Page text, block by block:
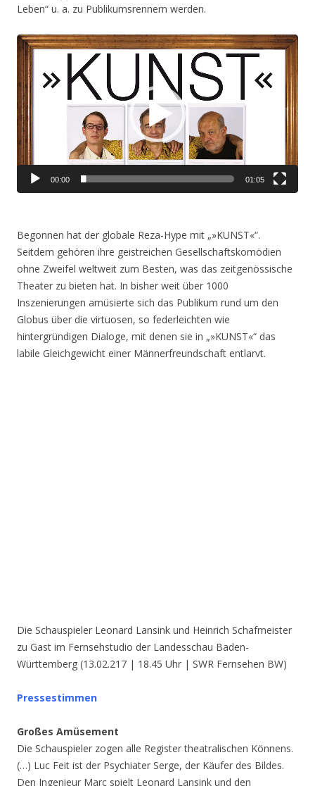
Leben“ u. a. zu Publikumsrennern werden.
Video-
Player
00:00 01:05
Begonnen hat der globale Reza-Hype mit „»KUNST«“.
Seitdem gehören ihre geistreichen Gesellschaftskomödien
ohne Zweifel weltweit zum Besten, was das zeitgenössische
Theater zu bieten hat. In bisher weit über 1000
Inszenierungen amüsierte sich das Publikum rund um den
Globus über die virtuosen, so federleichten wie
hintergründigen Dialoge, mit denen sie in „»KUNST«“ das
labile Gleichgewicht einer Männerfreundschaft entlarvt.
Die Schauspieler Leonard Lansink und Heinrich Schafmeister
zu Gast im Fernsehstudio der Landesschau Baden-
Württemberg (13.02.217 | 18.45 Uhr | SWR Fernsehen BW)
Pressestimmen
Großes Amüsement
Die Schauspieler zogen alle Register theatralischen Könnens.
(…) Luc Feit ist der Psychiater Serge, der Käufer des Bildes.
Den Ingenieur Marc spielt Leonard Lansink und den